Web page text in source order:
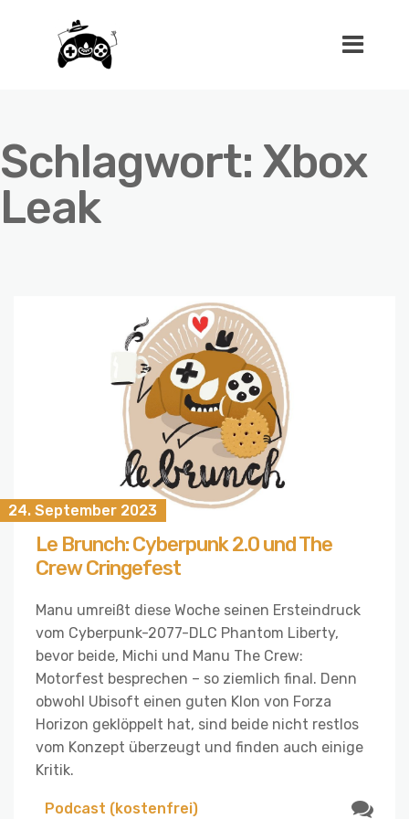
Schlagwort: Xbox
Leak
24. September 2023
Le Brunch: Cyberpunk 2.0 und The
Crew Cringefest
Manu umreißt diese Woche seinen Ersteindruck
vom Cyberpunk-2077-DLC Phantom Liberty,
bevor beide, Michi und Manu The Crew:
Motorfest besprechen – so ziemlich final. Denn
obwohl Ubisoft einen guten Klon von Forza
Horizon geklöppelt hat, sind beide nicht restlos
vom Konzept überzeugt und finden auch einige
Kritik.
Podcast (kostenfrei)